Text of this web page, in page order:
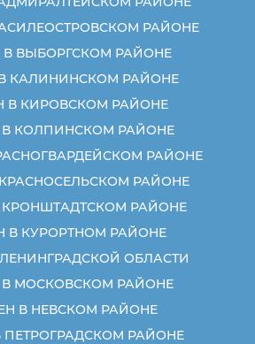
РАЙОНЕ
В ВЫБОРГСКОМ РАЙОНЕ
В КАЛИНИНСКОМ РАЙОНЕ
В КИРОВСКОМ РАЙОНЕ
В КОЛПИНСКОМ РАЙОНЕ
РАЙОНЕ
КРАСНОСЕЛЬСКОМ РАЙОНЕ
КРОНШТАДТСКОМ РАЙОНЕ
В КУРОРТНОМ РАЙОНЕ
ЛЕНИНГРАДСКОЙ ОБЛАСТИ
В МОСКОВСКОМ РАЙОНЕ
В НЕВСКОМ РАЙОНЕ
ПЕТРОГРАДСКОМ РАЙОНЕ